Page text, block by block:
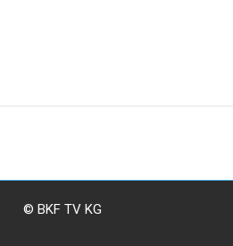
© BKF TV KG